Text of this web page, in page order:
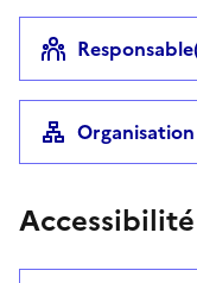
Organisation